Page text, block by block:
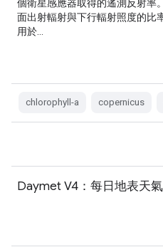
個衛星感應器取得的遙測反射率
面出射輻射與下行輻射照度的比
用於…
chlorophyll-a copernicus
Daymet V4：每日地表天